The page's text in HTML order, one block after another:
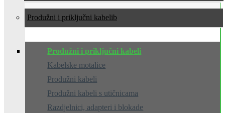
Produžni i priključni kabeli
Produžni i priključni kabeli
Kabelske motalice
Produžni kabeli
Produžni kabeli s utičnicama
Razdjelnici, adapteri i blokade